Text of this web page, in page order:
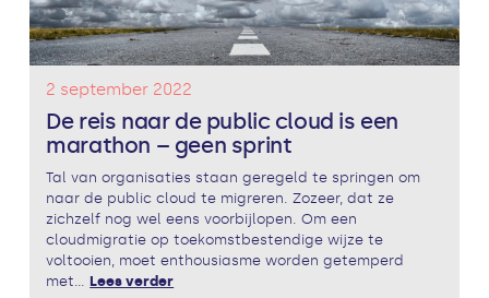
2 september 2022
De reis naar de public cloud is een
marathon – geen sprint
Tal van organisaties staan geregeld te springen om
naar de public cloud te migreren. Zozeer, dat ze
zichzelf nog wel eens voorbijlopen. Om een
cloudmigratie op toekomstbestendige wijze te
voltooien, moet enthousiasme worden getemperd
met... Lees verder